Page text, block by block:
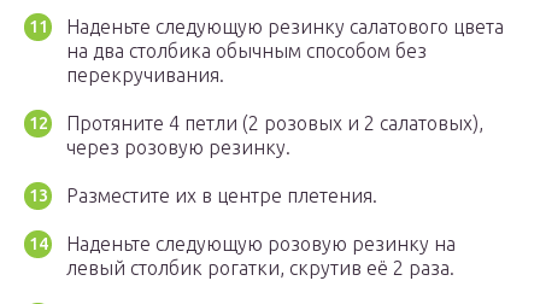
Наденьте следующую резинку салатового цвета
на два столбика обычным способом без
перекручивания.
Протяните 4 петли (2 розовых и 2 салатовых),
через розовую резинку.
Разместите их в центре плетения.
Наденьте следующую розовую резинку на
левый столбик рогатки, скрутив её 2 раза.